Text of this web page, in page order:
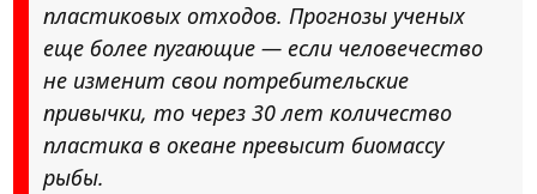
пластиковых отходов. Прогнозы ученых
еще более пугающие — если человечество
не изменит свои потребительские
привычки, то через 30 лет количество
пластика в океане превысит биомассу
рыбы.